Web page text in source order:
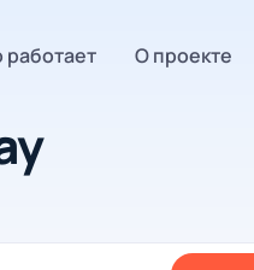
работает О проекте